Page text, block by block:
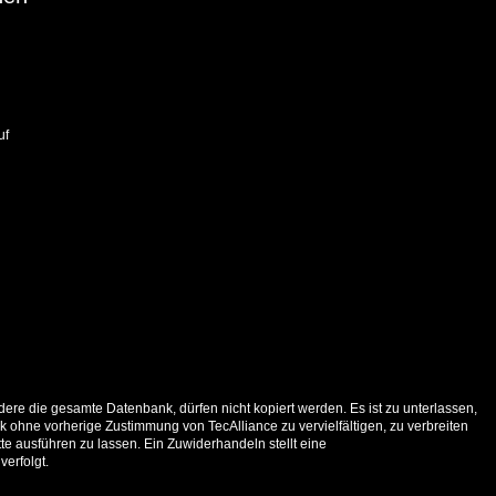
die gesamte Datenbank, dürfen nicht kopiert werden. Es ist zu unterlassen,
ohne vorherige Zustimmung von TecAlliance zu vervielfältigen, zu verbreiten
ausführen zu lassen. Ein Zuwiderhandeln stellt eine